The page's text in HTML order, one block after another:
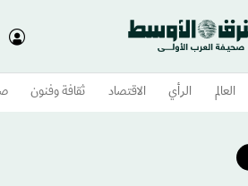
العالم الرأي الاقتصاد ثقافة وفنون